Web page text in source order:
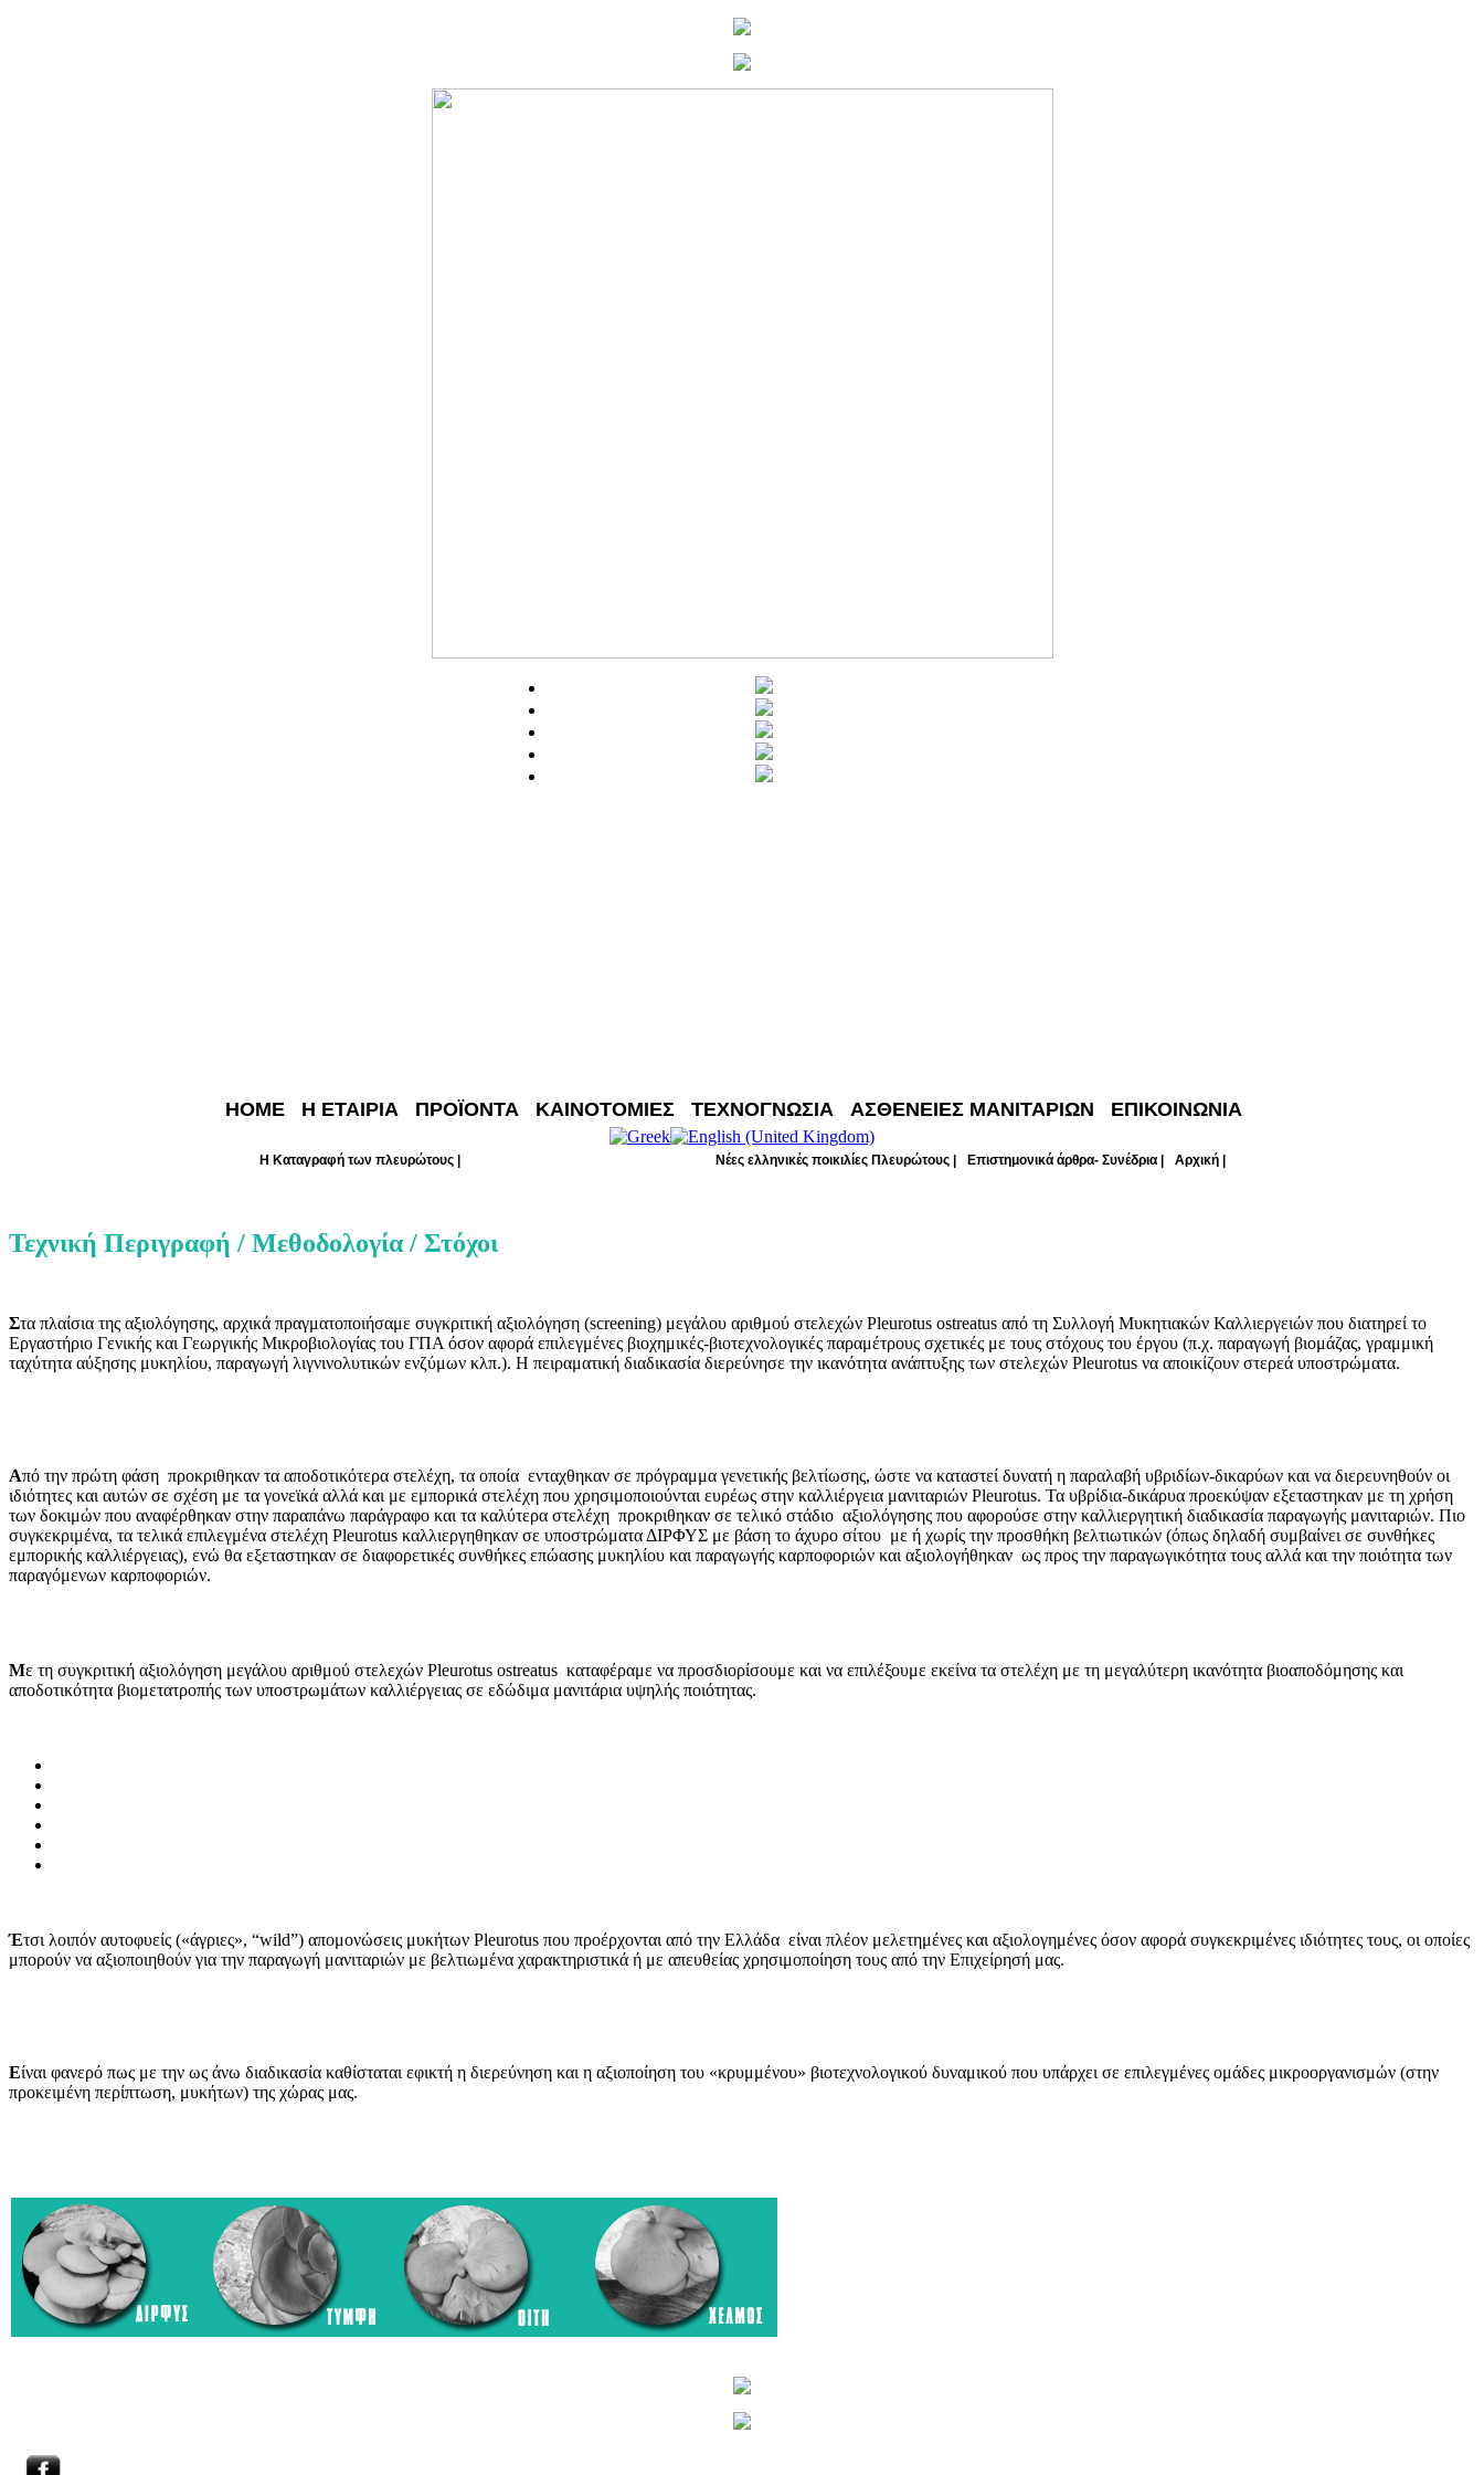
HOME Η ΕΤΑΙΡΙΑ ΠΡΟΪΟΝΤΑ ΚΑΙΝΟΤΟΜΙΕΣ ΤΕΧΝΟΓΝΩΣΙΑ ΑΣΘΕΝΕΙΕΣ ΜΑΝΙΤΑΡΙΩΝ ΕΠΙΚΟΙΝΩΝΙΑ
H Καταγραφή των πλευρώτους | Νέες ελληνικές ποικιλίες Πλευρώτους | Επιστημονικά άρθρα- Συνέδρια | Αρχική |
Τεχνική Περιγραφή / Μεθοδολογία / Στόχοι
Στα πλαίσια της αξιολόγησης, αρχικά πραγματοποιήσαμε συγκριτική αξιολόγηση (screening) μεγάλου αριθμού στελεχών Pleurotus ostreatus από τη Συλλογή Μυκητιακών Καλλιεργειών που διατηρεί το
Εργαστήριο Γενικής και Γεωργικής Μικροβιολογίας του ΓΠΑ όσον αφορά επιλεγμένες βιοχημικές-βιοτεχνολογικές παραμέτρους σχετικές με τους στόχους του έργου (π.χ. παραγωγή βιομάζας, γραμμική
ταχύτητα αύξησης μυκηλίου, παραγωγή λιγνινολυτικών ενζύμων κλπ.). H πειραματική διαδικασία διερεύνησε την ικανότητα ανάπτυξης των στελεχών Pleurotus να αποικίζουν στερεά υποστρώματα.
Από την πρώτη φάση προκριθηκαν τα αποδοτικότερα στελέχη, τα οποία ενταχθηκαν σε πρόγραμμα γενετικής βελτίωσης, ώστε να καταστεί δυνατή η παραλαβή υβριδίων-δικαρύων και να διερευνηθούν οι
ιδιότητες και αυτών σε σχέση με τα γονεϊκά αλλά και με εμπορικά στελέχη που χρησιμοποιούνται ευρέως στην καλλιέργεια μανιταριών Pleurotus. Τα υβρίδια-δικάρυα προεκύψαν εξεταστηκαν με τη χρήση
των δοκιμών που αναφέρθηκαν στην παραπάνω παράγραφο και τα καλύτερα στελέχη προκριθηκαν σε τελικό στάδιο αξιολόγησης που αφορούσε στην καλλιεργητική διαδικασία παραγωγής μανιταριών. Πιο
συγκεκριμένα, τα τελικά επιλεγμένα στελέχη Pleurotus καλλιεργηθηκαν σε υποστρώματα ΔΙΡΦΥΣ με βάση το άχυρο σίτου με ή χωρίς την προσθήκη βελτιωτικών (όπως δηλαδή συμβαίνει σε συνθήκες
εμπορικής καλλιέργειας), ενώ θα εξεταστηκαν σε διαφορετικές συνθήκες επώασης μυκηλίου και παραγωγής καρποφοριών και αξιολογήθηκαν ως προς την παραγωγικότητα τους αλλά και την ποιότητα των
παραγόμενων καρποφοριών.
Με τη συγκριτική αξιολόγηση μεγάλου αριθμού στελεχών Pleurotus ostreatus καταφέραμε να προσδιορίσουμε και να επιλέξουμε εκείνα τα στελέχη με τη μεγαλύτερη ικανότητα βιοαποδόμησης και
αποδοτικότητα βιομετατροπής των υποστρωμάτων καλλιέργειας σε εδώδιμα μανιτάρια υψηλής ποιότητας.
Έτσι λοιπόν αυτοφυείς («άγριες», “wild”) απομονώσεις μυκήτων Pleurotus που προέρχονται από την Ελλάδα είναι πλέον μελετημένες και αξιολογημένες όσον αφορά συγκεκριμένες ιδιότητες τους, οι οποίες
μπορούν να αξιοποιηθούν για την παραγωγή μανιταριών με βελτιωμένα χαρακτηριστικά ή με απευθείας χρησιμοποίηση τους από την Επιχείρησή μας.
Είναι φανερό πως με την ως άνω διαδικασία καθίσταται εφικτή η διερεύνηση και η αξιοποίηση του «κρυμμένου» βιοτεχνολογικού δυναμικού που υπάρχει σε επιλεγμένες ομάδες μικροοργανισμών (στην
προκειμένη περίπτωση, μυκήτων) της χώρας μας.